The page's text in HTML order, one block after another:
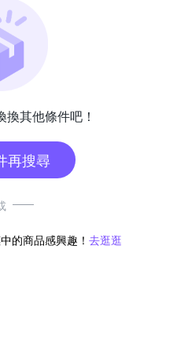
其他條件吧！
再搜尋
的商品感興趣！ 去逛逛